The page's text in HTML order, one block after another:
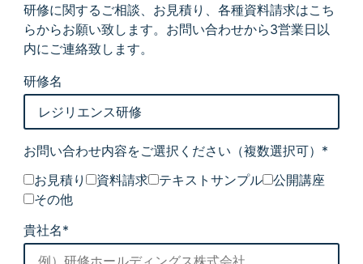
研修に関するご相談、お見積り、各種資料請求はこち
らからお願い致します。お問い合わせから3営業日以
内にご連絡致します。
研修名
お問い合わせ内容をご選択ください （複数選択可）*
お見積り
資料請求 テキストサンプル
公開講座
その他
貴社名*